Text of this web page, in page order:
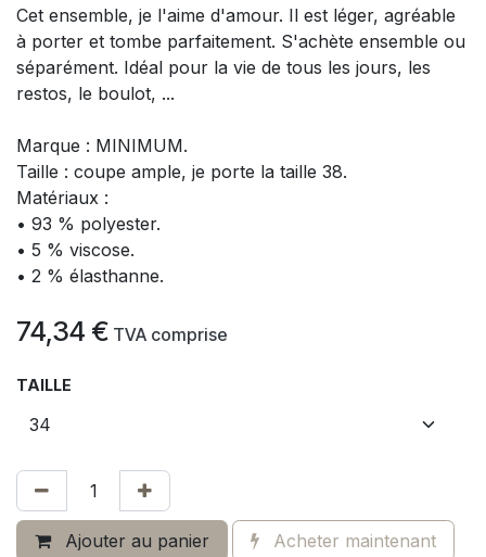
Cet ensemble, je l'aime d'amour. Il est léger, agréable
à porter et tombe parfaitement. S'achète ensemble ou
séparément. Idéal pour la vie de tous les jours, les
restos, le boulot, ...
Marque : MINIMUM.
Taille : coupe ample, je porte la taille 38.
Matériaux :
• 93 % polyester.
• 5 % viscose.
• 2 % élasthanne.
74,34 € TVA comprise
TAILLE
Ajouter au panier Acheter maintenant